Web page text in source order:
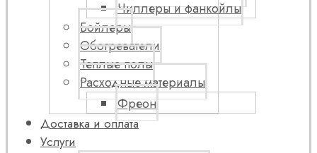
Чиллеры и фанкойлы
Бойлеры
Обогреватели
Теплые полы
Расходные материалы
Фреон
Доставка и оплата
Услуги